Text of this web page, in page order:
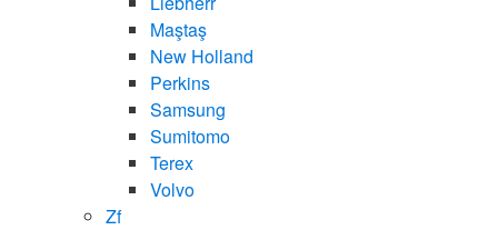
Maştaş
New Holland
Perkins
Samsung
Sumitomo
Terex
Volvo
Zf